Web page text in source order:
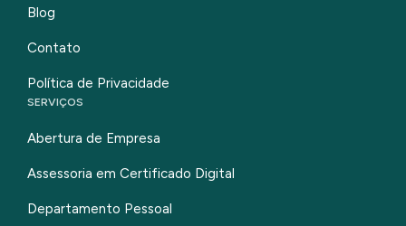
Blog
Contato
Política de Privacidade
SERVIÇOS
Abertura de Empresa
Assessoria em Certificado Digital
Departamento Pessoal